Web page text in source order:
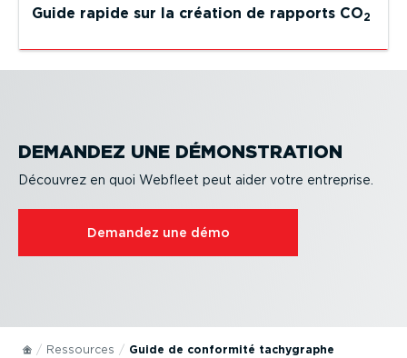
Guide rapide sur la création de rapports CO2
DEMANDEZ UNE DÉMONS­TRATION
Découvrez en quoi Webfleet peut aider votre entreprise.
Demandez une démo
Ressources Guide de conformité tachygraphe